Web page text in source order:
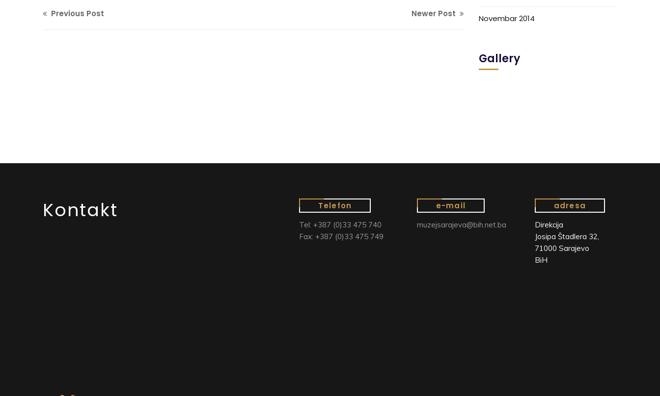
Previous Post Newer Post Novembar 2014
Gallery
Kontakt Telefon
Tel: +387 (0)33 475 740
Fax: +387 (0)33 475 749
e-mail
muzejsarajeva@bih.net.ba
adresa
Direkcija
Josipa Štadlera 32,
71000 Sarajevo
BiH